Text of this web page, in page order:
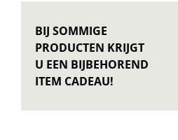
BIJ SOMMIGE
PRODUCTEN KRIJGT
U EEN BIJBEHOREND
ITEM CADEAU!